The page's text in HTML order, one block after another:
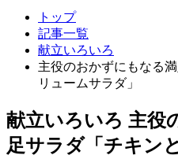
トップ
記事一覧
献立いろいろ
主役のおかずにもなる
リュームサラダ」
献立いろいろ 主役
足サラダ「チキン